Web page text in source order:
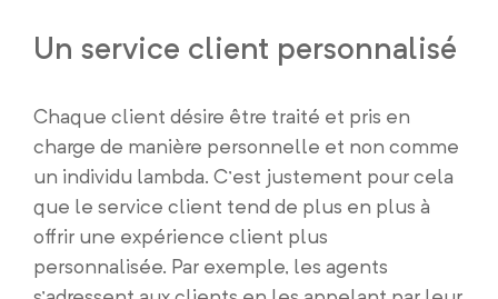
Un service client personnalisé
Chaque client désire être traité et pris en
charge de manière personnelle et non comme
un individu lambda. C’est justement pour cela
que le service client tend de plus en plus à
offrir une expérience client plus
personnalisée. Par exemple, les agents